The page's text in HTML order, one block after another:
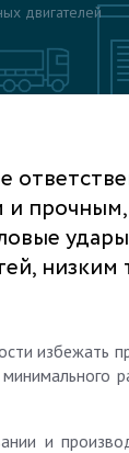
двигателей
и
избежать
и